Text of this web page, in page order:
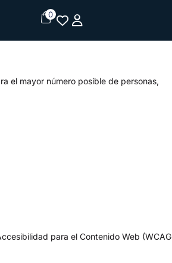
0
el mayor número posible de personas,
para el Contenido Web (WCAG